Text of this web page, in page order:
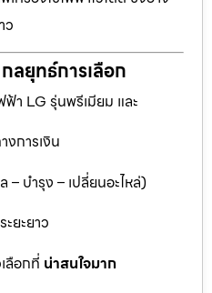
ว
ลยุทธ์การเลือก
า LG รุ่นพรีเมียม และ
การเงิน
บำรุง – เปลี่ยนอะไหล่)
ยะยาว
ลือกที่ น่าสนใจมาก